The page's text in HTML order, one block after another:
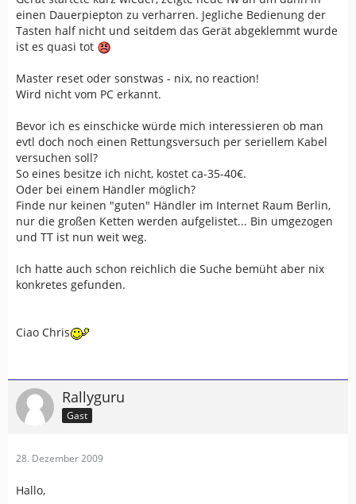
einen Dauerpiepton zu verharren. Jegliche Bedienung der
Tasten half nicht und seitdem das Gerät abgeklemmt wurde
ist es quasi tot
Master reset oder sonstwas - nix, no reaction!
Wird nicht vom PC erkannt.
Bevor ich es einschicke würde mich interessieren ob man
evtl doch noch einen Rettungsversuch per seriellem Kabel
versuchen soll?
So eines besitze ich nicht, kostet ca-35-40€.
Oder bei einem Händler möglich?
Finde nur keinen "guten" Händler im Internet Raum Berlin,
nur die großen Ketten werden aufgelistet... Bin umgezogen
und TT ist nun weit weg.
Ich hatte auch schon reichlich die Suche bemüht aber nix
konkretes gefunden.
Ciao Chris
Rallyguru
Gast
28. Dezember 2009
Hallo,